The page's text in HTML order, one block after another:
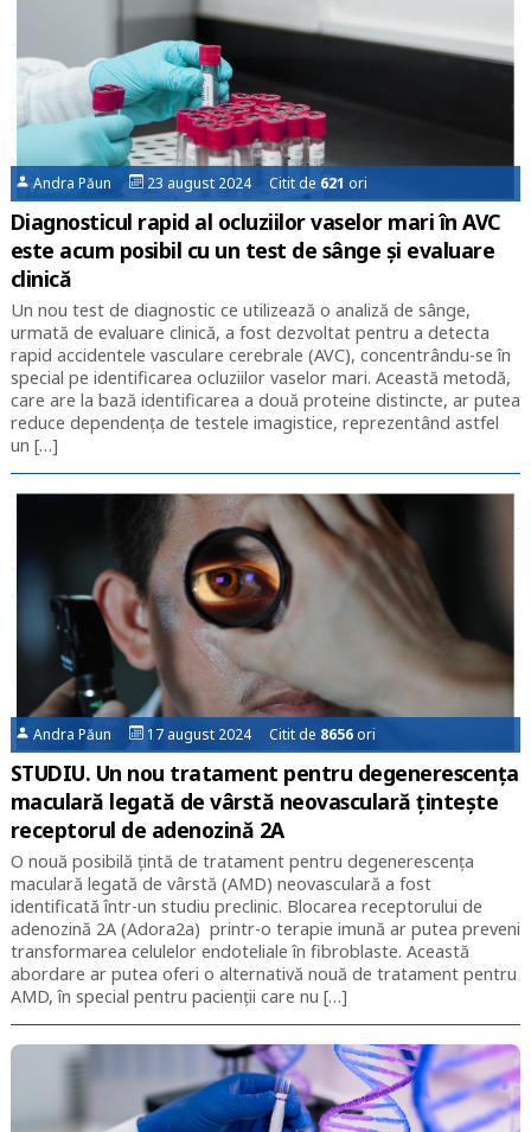
Andra Păun 23 august 2024 Citit de 621 ori
Diagnosticul rapid al ocluziilor vaselor mari în AVC
este acum posibil cu un test de sânge și evaluare
clinică
Un nou test de diagnostic ce utilizează o analiză de sânge,
urmată de evaluare clinică, a fost dezvoltat pentru a detecta
rapid accidentele vasculare cerebrale (AVC), concentrându-se în
special pe identificarea ocluziilor vaselor mari. Această metodă,
care are la bază identificarea a două proteine distincte, ar putea
reduce dependența de testele imagistice, reprezentând astfel
un […]
Andra Păun 17 august 2024 Citit de 8656ori
STUDIU. Un nou tratament pentru degenerescența
maculară legată de vârstă neovasculară țintește
receptorul de adenozină 2A
O nouă posibilă țintă de tratament pentru degenerescența
maculară legată de vârstă (AMD) neovasculară a fost
identificată într-un studiu preclinic. Blocarea receptorului de
adenozină 2A (Adora2a) printr-o terapie imună ar putea preveni
transformarea celulelor endoteliale în fibroblaste. Această
abordare ar putea oferi o alternativă nouă de tratament pentru
AMD, în special pentru pacienții care nu […]